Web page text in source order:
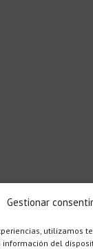
Gestionar
utilizamos
del